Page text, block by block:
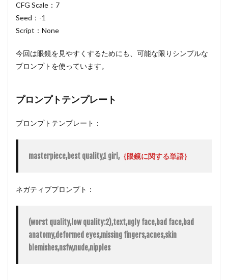
定す
るプ
ロン
1.2.1
生成画
②眼
を指
ロン
生成画
Stable
Diffusion
で眼鏡を
出力でき
CFG Scale：7
Seed：-1
Script：None
今回は眼鏡を見やすくするためにも、可能な限りシンプルな
プロンプトを使っています。
プロンプトテンプレート
プロンプトテンプレート：
masterpiece,best quality,1 girl, ｛眼鏡に関する単語｝
ネガティブプロンプト：
(worst quality,low quality:2),text,ugly face,bad face,bad
anatomy,deformed eyes,missing fingers,acnes,skin
blemishes,nsfw,nude,nipples